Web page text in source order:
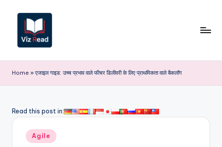
content
iz
R
a
Home » एजाइल गाइड: उच्च प्रभाव वाले फीचर डिलीवरी के लिए प्राथमिकता वाले बैकलॉग
Read this post in:
Posted
in
Agile